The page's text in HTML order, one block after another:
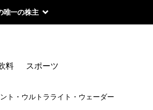
唯一の株主
料 スポーツ
ト・ウルトラライト・ウェーダー